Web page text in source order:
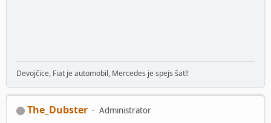
Devojčice, Fiat je automobil, Mercedes je spejs šatl!
The_Dubster
Administrator